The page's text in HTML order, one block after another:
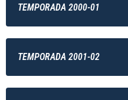
TEMPORADA 2000-01
TEMPORADA 2001-02